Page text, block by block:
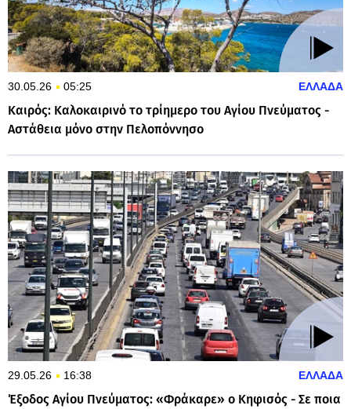
30.05.26 05:25 ΕΛΛΑΔΑ
Καιρός: Καλοκαιρινό το τρίημερο του Αγίου Πνεύματος -
Αστάθεια μόνο στην Πελοπόννησο
29.05.26 16:38 ΕΛΛΑΔΑ
Έξοδος Αγίου Πνεύματος: «Φράκαρε» ο Κηφισός - Σε ποια